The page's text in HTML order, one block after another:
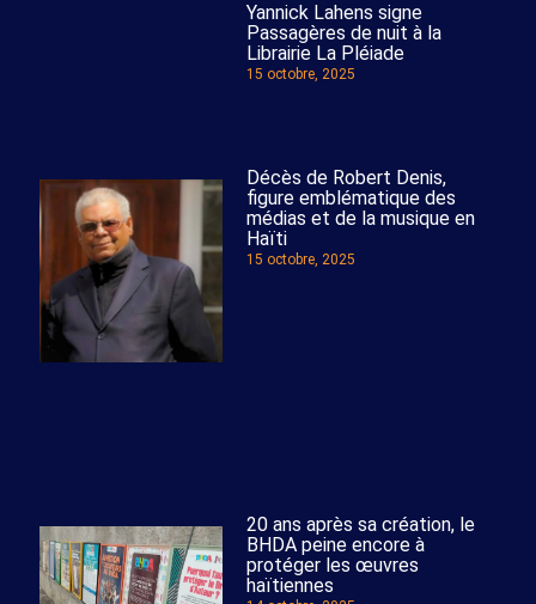
Yannick Lahens signe
Passagères de nuit à la
Librairie La Pléiade
15 octobre, 2025
Décès de Robert Denis,
figure emblématique des
médias et de la musique en
Haïti
15 octobre, 2025
20 ans après sa création, le
BHDA peine encore à
protéger les œuvres
haïtiennes